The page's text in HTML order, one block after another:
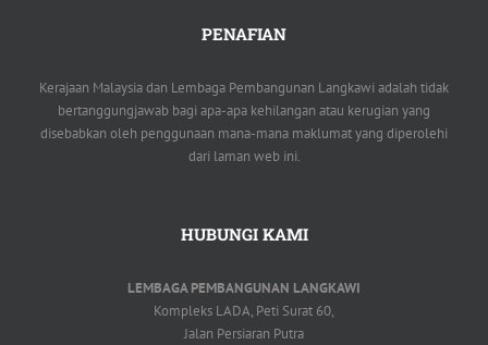
PENAFIAN
Kerajaan Malaysia dan Lembaga Pembangunan Langkawi adalah tidak
bertanggungjawab bagi apa-apa kehilangan atau kerugian yang
disebabkan oleh penggunaan mana-mana maklumat yang diperolehi
dari laman web ini.
HUBUNGI KAMI
LEMBAGA PEMBANGUNAN LANGKAWI
Kompleks LADA, Peti Surat 60,
Jalan Persiaran Putra